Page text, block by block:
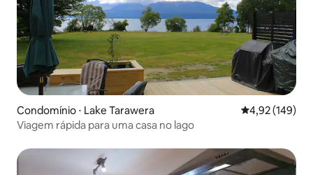
Condomínio ⋅ Lake Tarawera 4,92 de uma
4,92 (149)
Viagem rápida para uma casa no lago